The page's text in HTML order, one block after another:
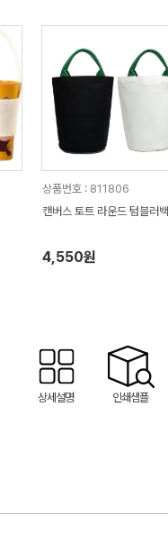
상품번호 : 811806
캔버스 토트 라운드 텀블러
4,550원
상세설명 인쇄샘플